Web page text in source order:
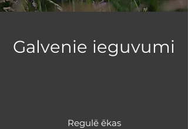
Galvenie ieguvumi
Regulē ēkas